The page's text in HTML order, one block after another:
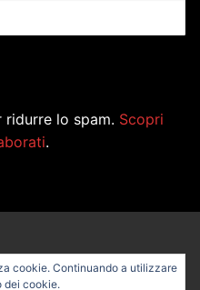
ridurre lo spam. Scopri
.
cookie. Continuando a utilizzare
dei cookie.